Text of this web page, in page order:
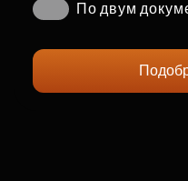
По двум